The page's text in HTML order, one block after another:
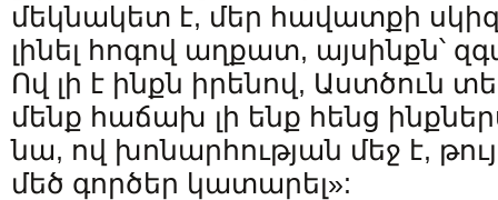
մեկնակետ է, մեր հավատքի
լինել հոգով աղքատ, այսինքն՝
Ով լի է ինքն իրենով, Աստծուն
մենք հաճախ լի ենք հենց
նա, ով խոնարհության մեջ է,
մեծ գործեր կատարել»: